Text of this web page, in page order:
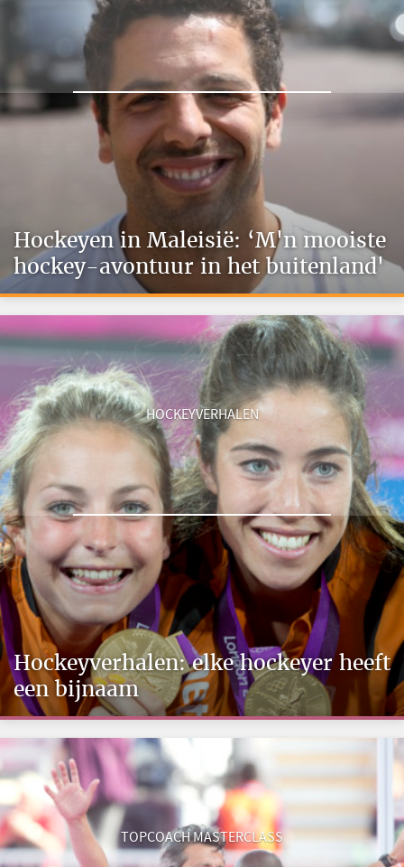
Hockeyen in Maleisië: ‘M'n mooiste
hockey-avontuur in het buitenland'
HOCKEYVERHALEN
Hockeyverhalen: elke hockeyer heeft
een bijnaam
TOPCOACH MASTERCLASS